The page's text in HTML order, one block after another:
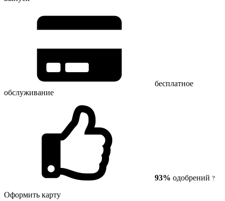
бесплатное
обслуживание
93% одобрений ?
Оформить карту